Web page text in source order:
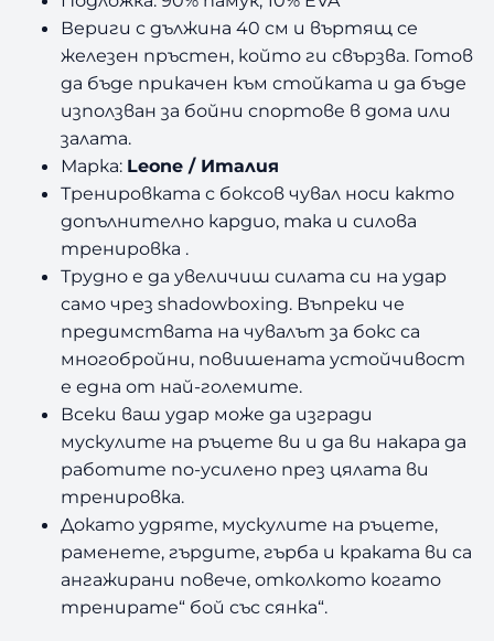
Вериги с дължина 40 см и въртящ се
железен пръстен, който ги свързва. Готов
да бъде прикачен към стойката и да бъде
използван за бойни спортове в дома или
залата.
Марка: Leone / Италия
Тренировката с боксов чувал носи както
допълнително кардио, така и силова
тренировка .
Трудно е да увеличиш силата си на удар
само чрез shadowboxing. Въпреки че
предимствата на чувалът за бокс са
многобройни, повишената устойчивост
е една от най-големите.
Всеки ваш удар може да изгради
мускулите на ръцете ви и да ви накара да
работите по-усилено през цялата ви
тренировка.
Докато удряте, мускулите на ръцете,
раменете, гърдите, гърба и краката ви са
ангажирани повече, отколкото когато
тренирате“ бой със сянка“.